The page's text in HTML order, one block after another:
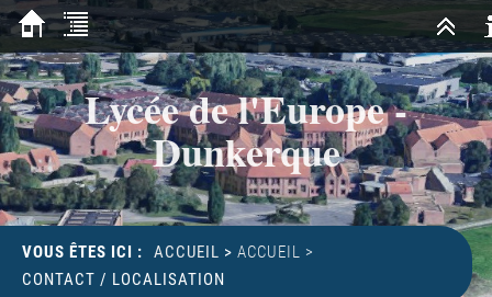
Lycée de l'Europe -
Dunkerque
VOUS ÊTES ICI : ACCUEIL > ACCUEIL >
CONTACT / LOCALISATION